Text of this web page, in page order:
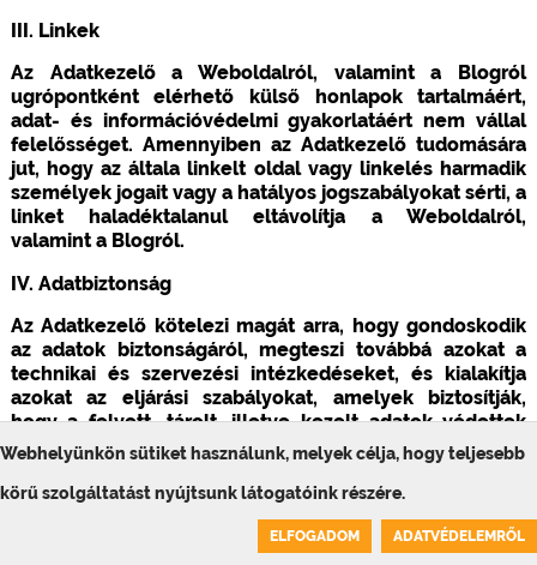
Webhelyünkön sütiket használunk, melyek célja, hogy teljesebb
körű szolgáltatást nyújtsunk látogatóink részére.
ELFOGADOM ADATVÉDELEMRŐL
III. Linkek
Az Adatkezelő a Weboldalról, valamint a Blogról
ugrópontként elérhető külső honlapok tartalmáért,
adat- és információvédelmi gyakorlatáért nem vállal
felelősséget. Amennyiben az Adatkezelő tudomására
jut, hogy az általa linkelt oldal vagy linkelés harmadik
személyek jogait vagy a hatályos jogszabályokat sérti, a
linket haladéktalanul eltávolítja a Weboldalról,
valamint a Blogról.
IV. Adatbiztonság
Az Adatkezelő kötelezi magát arra, hogy gondoskodik
az adatok biztonságáról, megteszi továbbá azokat a
technikai és szervezési intézkedéseket, és kialakítja
azokat az eljárási szabályokat, amelyek biztosítják,
hogy a felvett, tárolt, illetve kezelt adatok védettek
legyenek, illetőleg megakadályozza azok
megsemmisülését, jogosulatlan felhasználását és
jogosulatlan megváltoztatását. Kötelezi magát arra is,
hogy minden olyan harmadik felet, akiknek az adatokat
a Felhasználók hozzájárulása alapján továbbítja vagy